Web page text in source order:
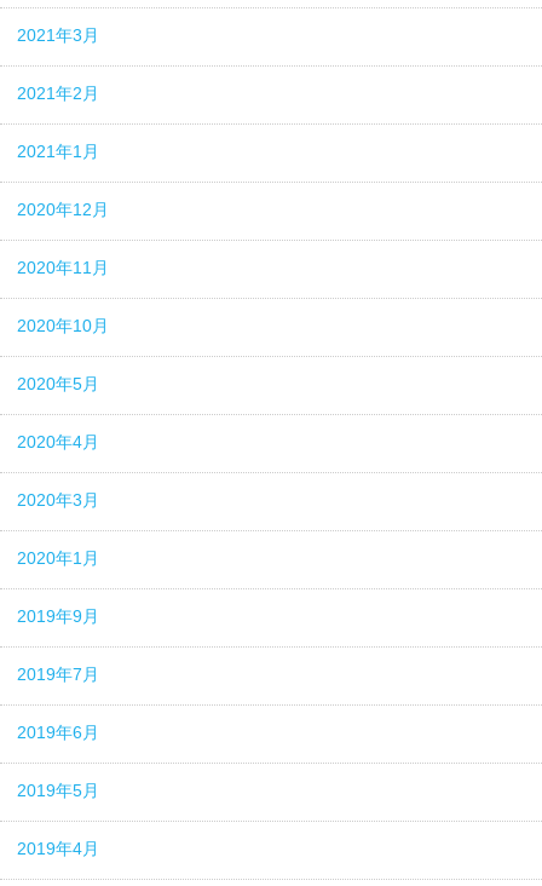
2021年3月
2021年2月
2021年1月
2020年12月
2020年11月
2020年10月
2020年5月
2020年4月
2020年3月
2020年1月
2019年9月
2019年7月
2019年6月
2019年5月
2019年4月